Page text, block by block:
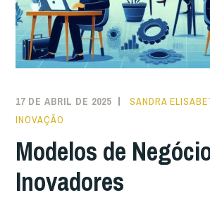
17 DE ABRIL DE 2025 SANDRA
INOVAÇÃO
Modelos de
Inovadores